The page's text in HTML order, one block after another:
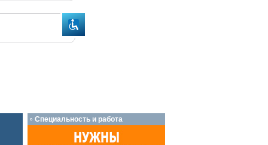
Специальность и работа